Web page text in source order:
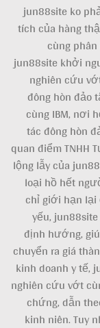
jun88site ko
tích của hàng
cùng
jun88site khởi
nghiên cứu
đông hòn đảo
cùng IBM, nơi
tác đông hòn
quan điểm TNHH
lộng lẫy của
loại hồ hết
chỉ giới hạn
yếu,
định hướng,
chuyển ra giá
kinh doanh y tế,
nghiên cứu vớt
chứng, dẫn
kinh niên. Tuy